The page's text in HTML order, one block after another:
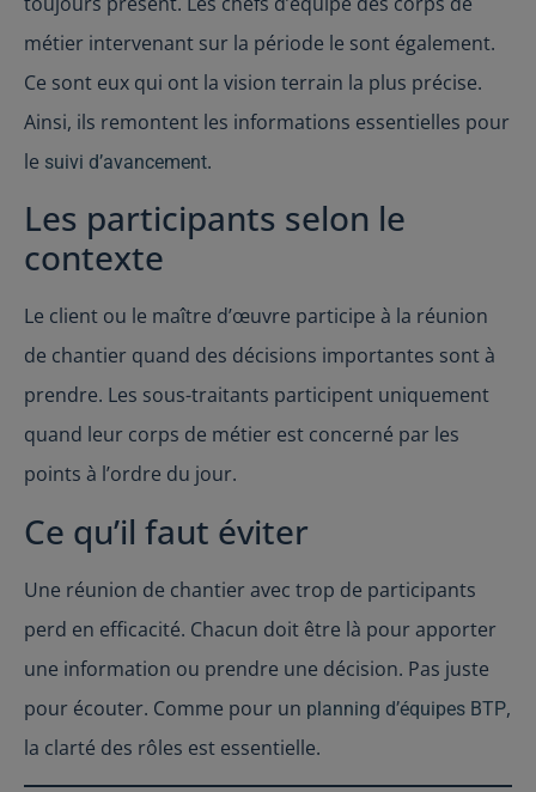
métier intervenant sur la période le sont également.
Ce sont eux qui ont la vision terrain la plus précise.
Ainsi, ils remontent les informations essentielles pour
le suivi d’avancement.
Les participants selon le
contexte
Le client ou le maître d’œuvre participe à la réunion
de chantier quand des décisions importantes sont à
prendre. Les sous-traitants participent uniquement
quand leur corps de métier est concerné par les
points à l’ordre du jour.
Ce qu’il faut éviter
Une réunion de chantier avec trop de participants
perd en efficacité. Chacun doit être là pour apporter
une information ou prendre une décision. Pas juste
pour écouter. Comme pour un planning d’équipes BTP,
la clarté des rôles est essentielle.